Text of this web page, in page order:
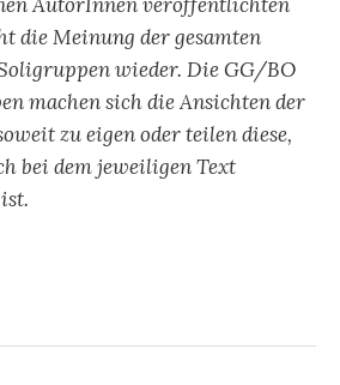
die Meinung der gesamten
wieder. Die GG/BO
machen sich die Ansichten der
zu eigen oder teilen diese,
bei dem jeweiligen Text